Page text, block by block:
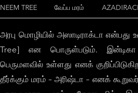
NEEM TREE வேப்ப மரம்
அரபு மொழியில் அஸாடிராக்டா
Tree] என பொருள்படும்.
பெருமளவில் உள்ளது எனக்
தீர்க்கும் மரம் – அரிஷ்டா – எனக்